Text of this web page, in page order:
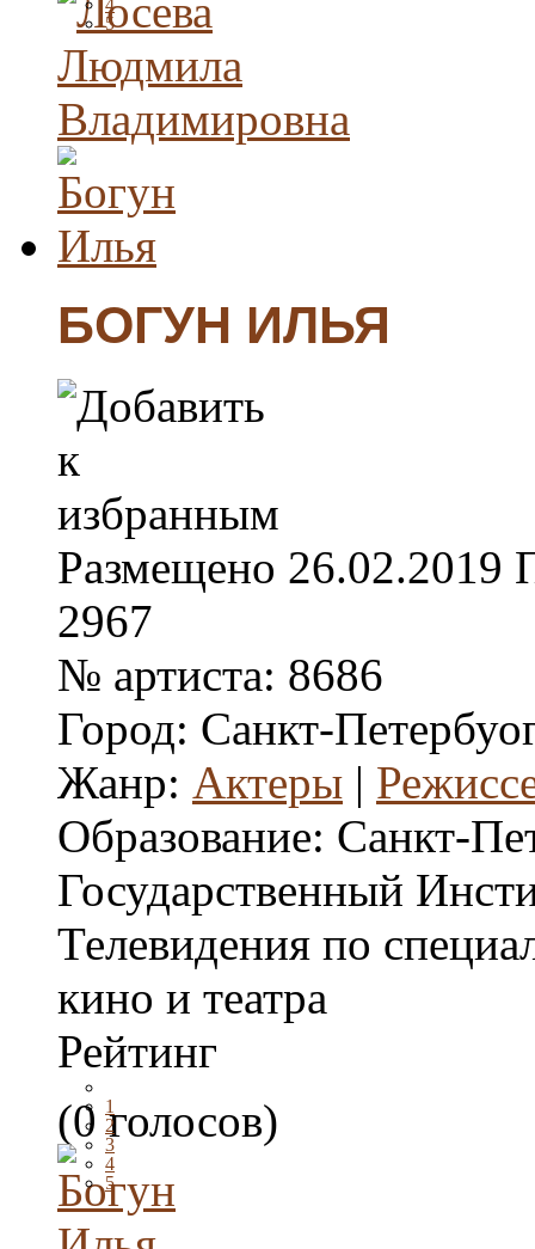
4
5
БОГУН ИЛЬЯ
Размещено 26.02.2019
2967
№ артиста: 8686
Город: Санкт-
Жанр: Актеры |
Образование: Санкт-
Государственный
Телевидения по
кино и театра
Рейтинг
1
2
3
4
5
(0 голосов)